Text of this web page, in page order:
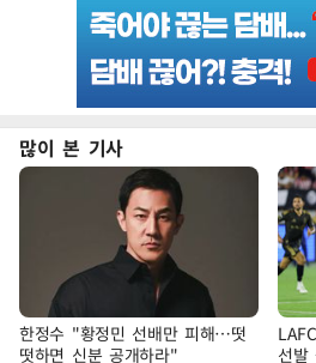
많이 본 기사
한정수 "황정민 선배만 피해…떳
떳하면 신분 공개하라"
선발